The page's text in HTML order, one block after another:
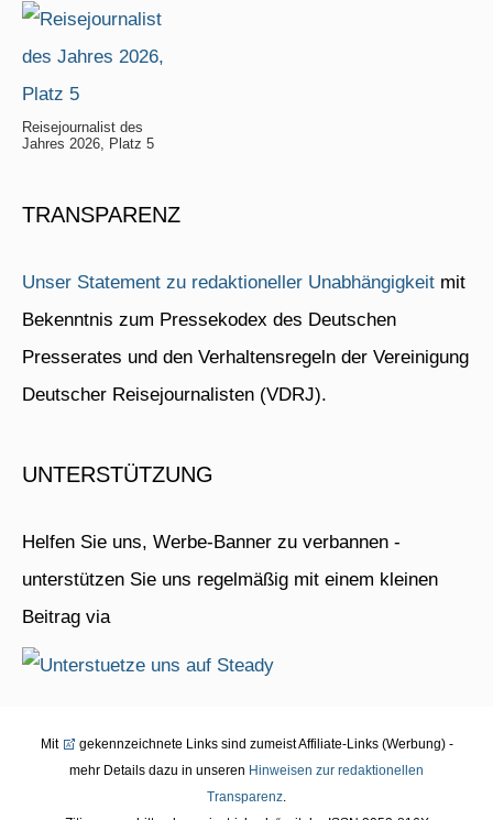
Reisejournalist des
Jahres 2026, Platz 5
TRANSPARENZ
Unser Statement zu redaktioneller Unabhängigkeit mit
Bekenntnis zum Pressekodex des Deutschen
Presserates und den Verhaltensregeln der Vereinigung
Deutscher Reisejournalisten (VDRJ).
UNTERSTÜTZUNG
Helfen Sie uns, Werbe-Banner zu verbannen -
unterstützen Sie uns regelmäßig mit einem kleinen
Beitrag via
Mit
gekennzeichnete Links sind zumeist Affiliate-Links (Werbung) -
mehr Details dazu in unseren Hinweisen zur redaktionellen
Transparenz